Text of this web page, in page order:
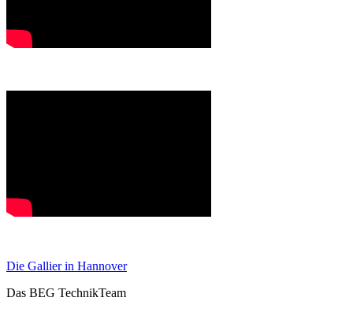
Die Gallier in Hannover
Das BEG TechnikTeam